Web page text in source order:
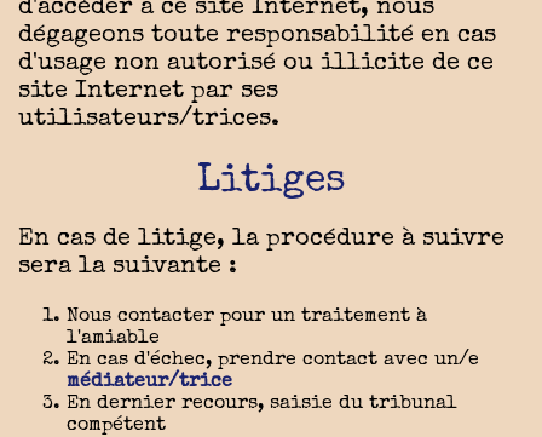
dégageons toute responsabilité en cas
d'usage non autorisé ou illicite de ce
site Internet par ses
utilisateurs/trices.
Litiges
En cas de litige, la procédure à suivre
sera la suivante :
Nous contacter pour un traitement à
l'amiable
En cas d'échec, prendre contact avec un/e
médiateur/trice
En dernier recours, saisie du tribunal
compétent